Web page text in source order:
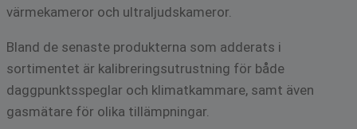
värmekameror och ultraljudskameror.
Bland de senaste produkterna som adderats i
sortimentet är kalibreringsutrustning för både
daggpunktsspeglar och klimatkammare, samt även
gasmätare för olika tillämpningar.